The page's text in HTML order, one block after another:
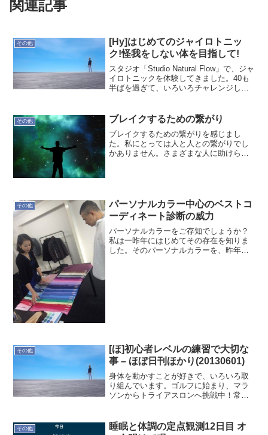
関連記事
その他
[Hy]はじめてのジャイロトニッ
ク!怪我をしない体を目指して!
スタジオ「Studio Natural Flow」で、ジャ
イロトニックを体験してきました。40も
半ばを過ぎて、いろいろチャレンジして
注目し始めているところです。(ジャイ...
その他 ブレイクするための繋がり
ブレイクするための繋がりを感じまし
た。私にとっては人と人との繋がりでし
かありません。さまざまな人に助けられ
その他
パーソナルカラー中心のベストコ
ーディネート診断の威力
パーソナルカラーをご存知でしょうか？
私は一昨年にはじめてその存在を知りま
した。そのパーソナルカラーを、昨年、
その他
[ほ]初心者レベルの練習で大切な
事 – ほぼ日刊ほかり(20130601)
身体を動かすことが好きで、いろいろ取
り組んでいます。ゴルフに始まり、マラ
ソンからトライアスロンへ挑戦中！常日
感じるのが持久力の無さです。平日もト
レーニング出来ている時は...
その他
睡眠と体調の定点観測12日目 オ